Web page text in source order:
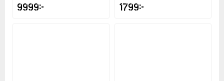
9999kr 1799kr